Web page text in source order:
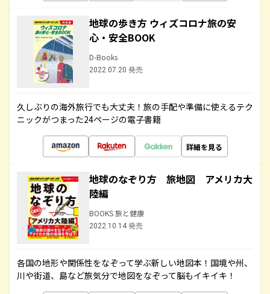
地球の歩き方 ウィズコロナ旅の安
心・安全BOOK
D-Books
2022.07.20 発売
久しぶりの海外旅行でも大丈夫！旅の手配や準備に使えるテク
ニックがつまった24ページの電子書籍
詳細を見る
地球のなぞり方 旅地図 アメリカ大
陸編
BOOKS 旅と健康
2022.10.14 発売
各国の地形や関係性をなぞって学ぶ新しい地図本！国境や州、
川や街道、島など旅気分で地図をなぞって脳もイキイキ！